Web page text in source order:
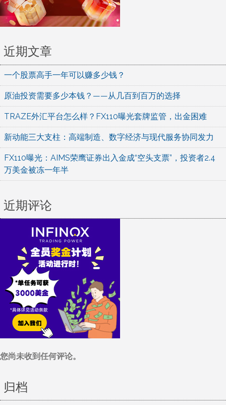
近期文章
一个股票高手一年可以赚多少钱？
原油投资需要多少本钱？——从几百到百万的选择
TRAZE外汇平台怎么样？FX110曝光套牌监管，出金困难
新动能三大支柱：高端制造、数字经济与现代服务协同发力
FX110曝光：AIMS荣鹰证券出入金成“空头支票”，投资者2.4
万美金被冻一年半
近期评论
您尚未收到任何评论。
归档